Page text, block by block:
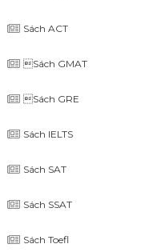
Sách ACT
Sách GMAT
Sách GRE
Sách IELTS
Sách SAT
Sách SSAT
Sách Toefl